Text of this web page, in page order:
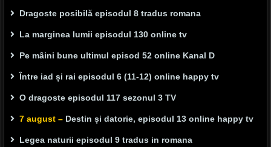
Dragoste posibilă episodul 8 tradus romana
La marginea lumii episodul 130 online tv
Pe mâini bune ultimul episod 52 online Kanal D
Între iad și rai episodul 6 (11-12) online happy tv
O dragoste episodul 117 sezonul 3 TV
7 august – Destin și datorie, episodul 13 online happy tv
Legea naturii episodul 9 tradus in romana